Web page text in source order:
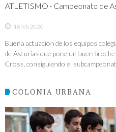
ATLETISMO - Campeonato de
18 feb 2020
Buena actuación de los equipos
de Asturias que pone un buen broche
Cross, consiguiendo el
COLONIA URBANA